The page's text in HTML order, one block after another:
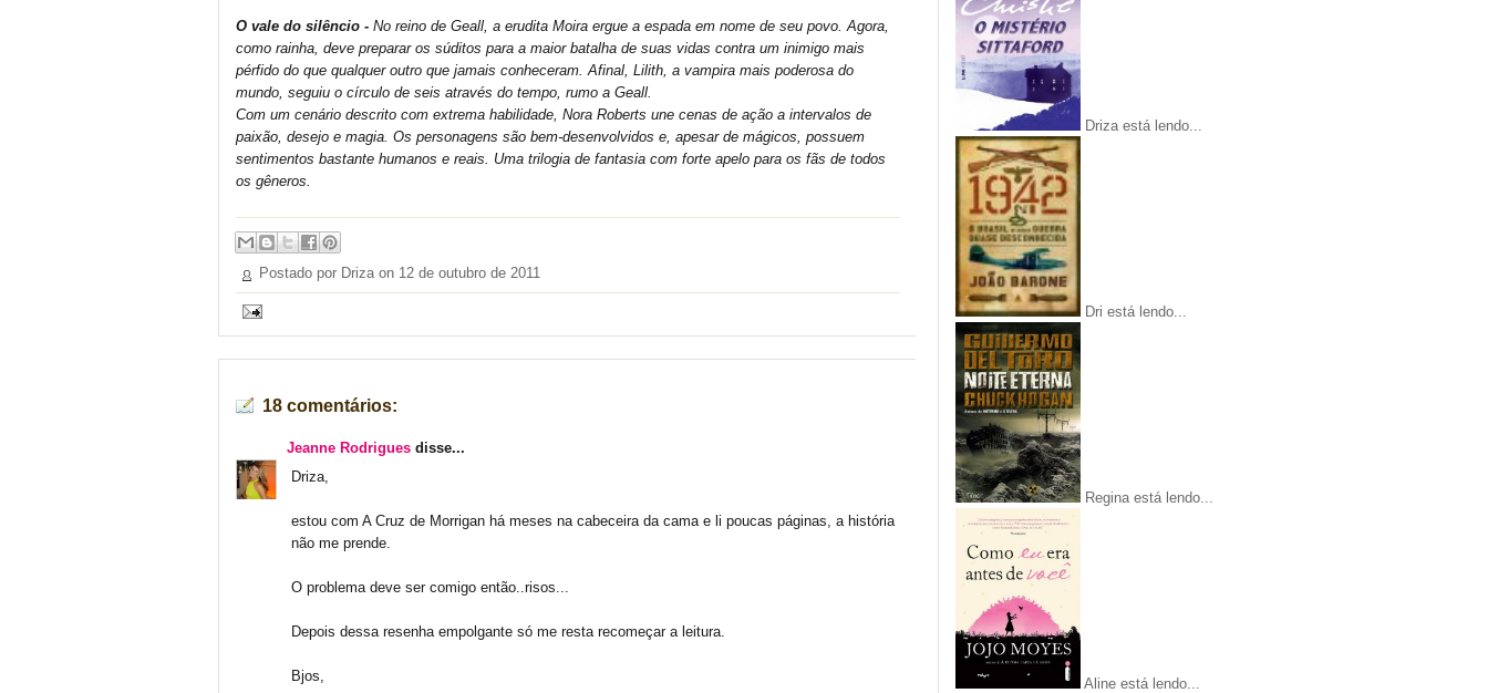
O vale do silêncio - No reino de Geall, a erudita Moira ergue a espada em nome de seu povo. Agora,
como rainha, deve preparar os súditos para a maior batalha de suas vidas contra um inimigo mais
pérfido do que qualquer outro que jamais conheceram. Afinal, Lilith, a vampira mais poderosa do
mundo, seguiu o círculo de seis através do tempo, rumo a Geall.
Com um cenário descrito com extrema habilidade, Nora Roberts une cenas de ação a intervalos de
paixão, desejo e magia. Os personagens são bem-desenvolvidos e, apesar de mágicos, possuem
sentimentos bastante humanos e reais. Uma trilogia de fantasia com forte apelo para os fãs de todos
os gêneros.
Postado por Driza on 12 de outubro de 2011
18 comentários:
Jeanne Rodrigues disse...
Driza,
estou com A Cruz de Morrigan há meses na cabeceira da cama e li poucas páginas, a história
não me prende.
O problema deve ser comigo então..risos...
Depois dessa resenha empolgante só me resta recomeçar a leitura.
Bjos,
Driza está lendo...
Dri está lendo...
Regina está lendo...
Aline está lendo...